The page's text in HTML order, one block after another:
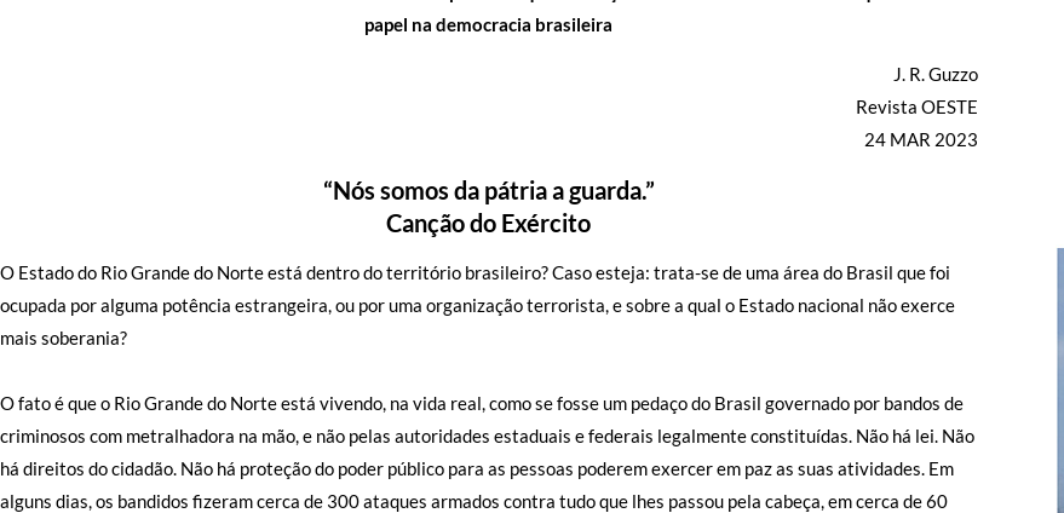
papel na democracia brasileira
J. R. Guzzo
Revista OESTE
24 MAR 2023
“Nós somos da pátria a guarda.”
Canção do Exército
O Estado do Rio Grande do Norte está dentro do território brasileiro? Caso esteja: trata-se de uma área do Brasil que foi
ocupada por alguma potência estrangeira, ou por uma organização terrorista, e sobre a qual o Estado nacional não exerce
mais soberania?
O fato é que o Rio Grande do Norte está vivendo, na vida real, como se fosse um pedaço do Brasil governado por bandos de
criminosos com metralhadora na mão, e não pelas autoridades estaduais e federais legalmente constituídas. Não há lei. Não
há direitos do cidadão. Não há proteção do poder público para as pessoas poderem exercer em paz as suas atividades. Em
alguns dias, os bandidos fizeram cerca de 300 ataques armados contra tudo que lhes passou pela cabeça, em cerca de 60